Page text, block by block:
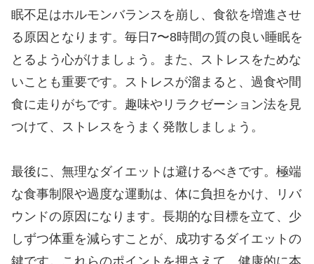
眠不足はホルモンバランスを崩し、食欲を増進させ
る原因となります。毎日7〜8時間の質の良い睡眠を
とるよう心がけましょう。また、ストレスをためな
いことも重要です。ストレスが溜まると、過食や間
食に走りがちです。趣味やリラクゼーション法を見
つけて、ストレスをうまく発散しましょう。
最後に、無理なダイエットは避けるべきです。極端
な食事制限や過度な運動は、体に負担をかけ、リバ
ウンドの原因になります。長期的な目標を立て、少
しずつ体重を減らすことが、成功するダイエットの